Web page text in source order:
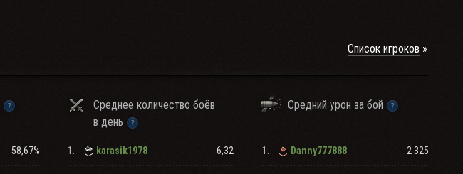
Список игроков
Среднее количество боёв
в день
Средний урон за бой
58,67% 1. karasik1978 6,32 1. Danny777888 2 325